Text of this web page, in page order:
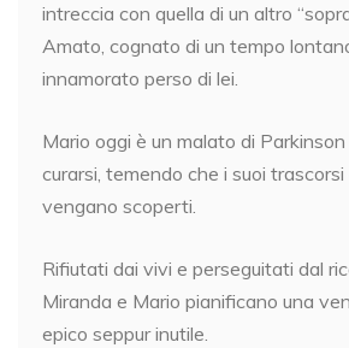
intreccia con quella di un altro
Amato, cognato di un tempo
innamorato perso di lei.
Mario oggi è un malato di
curarsi, temendo che i suoi
vengano scoperti.
Rifiutati dai vivi e perseguitati dal
Miranda e Mario pianificano una
epico seppur inutile.